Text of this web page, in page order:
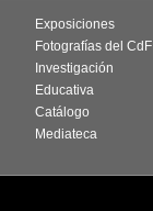
Exposiciones
Fotografías del CdF
Investigación
Educativa
Catálogo
Mediateca